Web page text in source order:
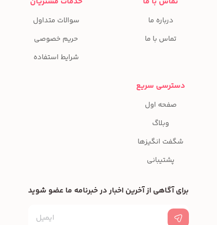
درباره ما
تماس با ما
سوالات متداول
حریم خصوصی
شرایط استفاده
دسترسی سریع
صفحه اول
وبلاگ
شگفت انگیزها
پشتیبانی
برای آگاهی از آخرین اخبار در خبرنامه ما عضو شوید